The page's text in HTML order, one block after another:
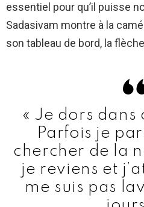
essentiel pour qu’il puisse
Sadasivam montre à la
son tableau de bord, la
« Je dors
Parfois je
chercher de la
je reviens et
me suis pas